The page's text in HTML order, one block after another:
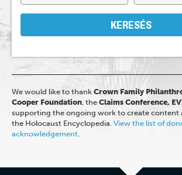
KERESÉS
We would like to thank Crown Family
Cooper Foundation, the Claims Conference,
supporting the ongoing work to create content
the Holocaust Encyclopedia. View the list of
acknowledgement.